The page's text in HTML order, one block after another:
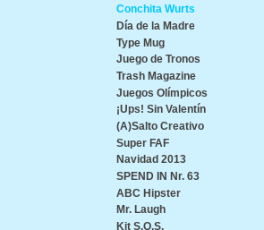
Conchita Wurts
Día de la Madre
Type Mug
Juego de Tronos
Trash Magazine
Juegos Olímpicos
¡Ups! Sin Valentín
(A)Salto Creativo
Super FAF
Navidad 2013
SPEND IN Nr. 63
ABC Hipster
Mr. Laugh
Kit S.O.S.